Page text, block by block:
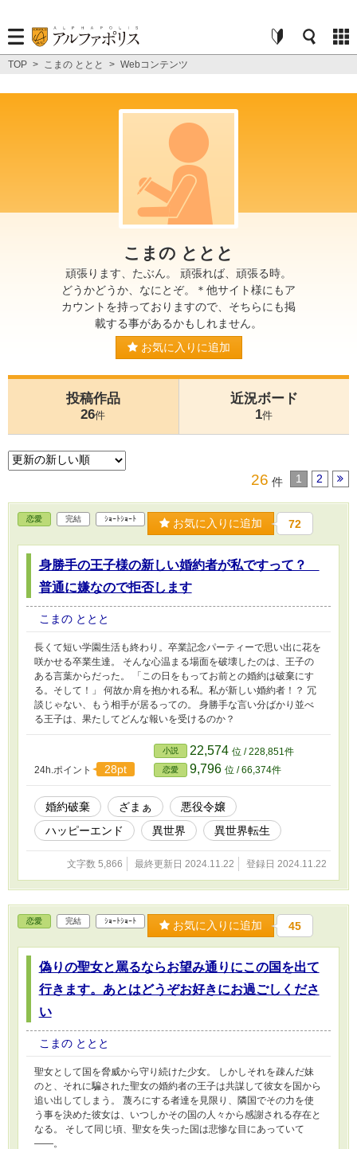
TOP > こまの ととと > Webコンテンツ
こまの ととと
頑張ります、たぶん。 頑張れば、頑張る時。
どうかどうか、なにとぞ。＊他サイト様にもア
カウントを持っておりますので、そちらにも掲
載する事があるかもしれません。
お気に入りに追加
投稿作品
26件
近況ボード
1件
26 件 1 2
恋愛 完結 ｼｮｰﾄｼｮｰﾄ お気に入りに追加 72
身勝手の王子様の新しい婚約者が私ですって？
普通に嫌なので拒否します
こまの ととと
長くて短い学園生活も終わり。卒業記念パーティーで思い出に花を
咲かせる卒業生達。 そんな心温まる場面を破壊したのは、王子の
ある言葉からだった。 「この日をもってお前との婚約は破棄にす
る。そして！」 何故か肩を抱かれる私。私が新しい婚約者！？ 冗
談じゃない、もう相手が居るっての。 身勝手な言い分ばかり並べ
る王子は、果たしてどんな報いを受けるのか？
24h.ポイント 28pt
小説 22,574 位 / 228,851件
恋愛 9,796 位 / 66,374件
婚約破棄 ざまぁ
悪役令嬢
ハッピーエンド
異世界 異世界転生
文字数 5,866 最終更新日 2024.11.22 登録日 2024.11.22
恋愛 完結 ｼｮｰﾄｼｮｰﾄ お気に入りに追加 45
偽りの聖女と罵るならお望み通りにこの国を出て
行きます。あとはどうぞお好きにお過ごしくださ
い
こまの ととと
聖女として国を脅威から守り続けた少女。 しかしそれを疎んだ妹
のと、それに騙された聖女の婚約者の王子は共謀して彼女を国から
追い出してしまう。 蔑ろにする者達を見限り、隣国でその力を使
う事を決めた彼女は、いつしかその国の人々から感謝される存在と
なる。 そして同じ頃、聖女を失った国は悲惨な目にあっていて
――。